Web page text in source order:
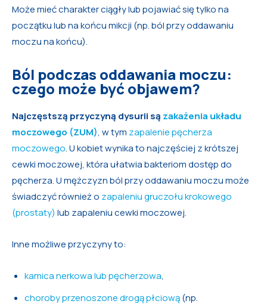
Może mieć charakter ciągły lub pojawiać się tylko na
początku lub na końcu mikcji (np. ból przy oddawaniu
moczu na końcu).
Ból podczas oddawania moczu:
czego może być objawem?
Najczęstszą przyczyną dysurii są zakażenia układu
moczowego (ZUM), w tym zapalenie pęcherza
moczowego. U kobiet wynika to najczęściej z krótszej
cewki moczowej, która ułatwia bakteriom dostęp do
pęcherza. U mężczyzn ból przy oddawaniu moczu może
świadczyć również o zapaleniu gruczołu krokowego
(prostaty) lub zapaleniu cewki moczowej.
Inne możliwe przyczyny to:
kamica nerkowa lub pęcherzowa,
choroby przenoszone drogą płciową(np.